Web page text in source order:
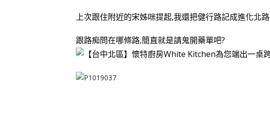
上次跟住附近的宋姊咪提起,我還把健行路記成進化北路
跟路痴問在哪條路,簡直就是請鬼開藥單吧?